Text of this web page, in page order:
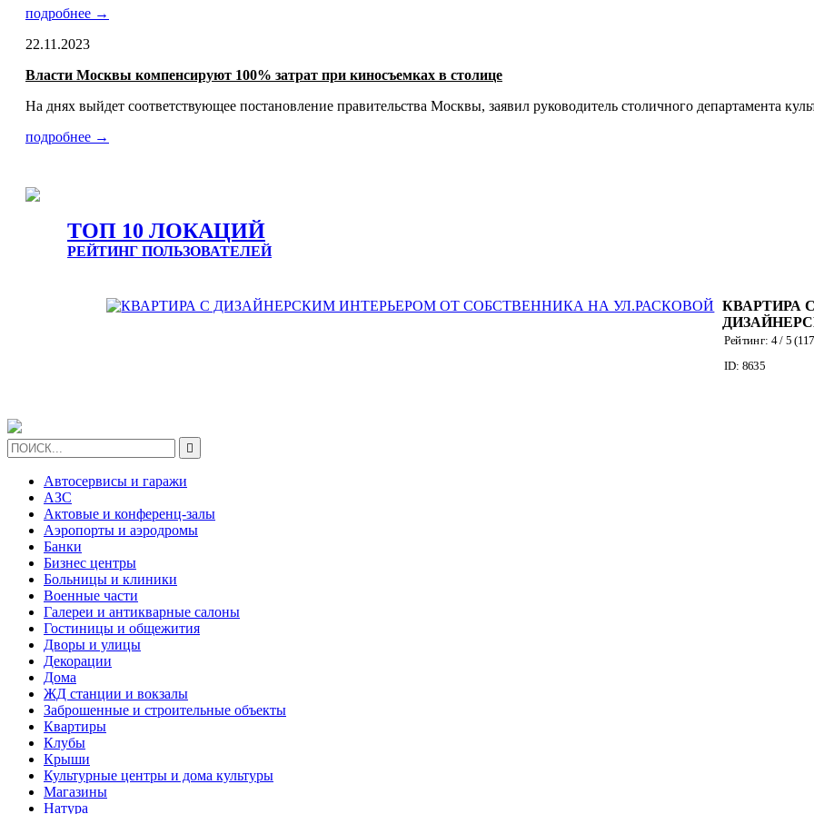
подробнее →
22.11.2023
Власти Москвы компенсируют 100% затрат при киносъемках в столице
На днях выйдет соответствующее постановление правительства Москвы, заявил руководитель столичного департамента
подробнее →
ТОП 10 ЛОКАЦИЙ
РЕЙТИНГ ПОЛЬЗОВАТЕЛЕЙ
КВАРТИРА С
НА
Рейтинг: 4/ 5 (117
ID: 8635

Автосервисы и гаражи
АЗС
Актовые и конференц-залы
Аэропорты и аэродромы
Банки
Бизнес центры
Больницы и клиники
Военные части
Галереи и антикварные салоны
Гостиницы и общежития
Дворы и улицы
Декорации
Дома
ЖД станции и вокзалы
Заброшенные и строительные объекты
Квартиры
Клубы
Крыши
Культурные центры и дома культуры
Магазины
Натура